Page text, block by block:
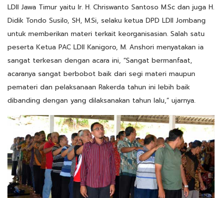
LDII Jawa Timur yaitu Ir. H. Chriswanto Santoso M.Sc dan juga H.
Didik Tondo Susilo, SH, M.Si, selaku ketua DPD LDII Jombang
untuk memberikan materi terkait keorganisasian. Salah satu
peserta Ketua PAC LDII Kanigoro, M. Anshori menyatakan ia
sangat terkesan dengan acara ini, “Sangat bermanfaat,
acaranya sangat berbobot baik dari segi materi maupun
pemateri dan pelaksanaan Rakerda tahun ini lebih baik
dibanding dengan yang dilaksanakan tahun lalu,” ujarnya.